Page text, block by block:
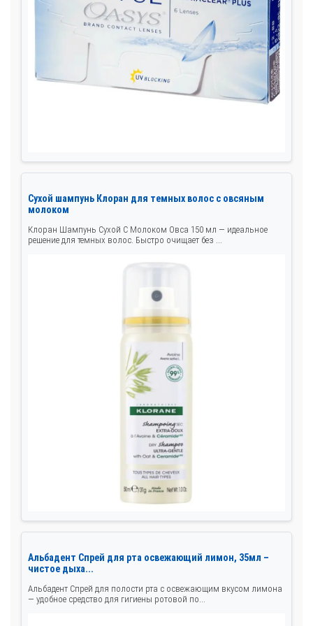
Сухой шампунь Клоран для темных волос с овсяным
молоком
Клоран Шампунь Сухой С Молоком Овса 150 мл — идеальное
решение для темных волос. Быстро очищает без ...
Альбадент Спрей для рта освежающий лимон, 35мл –
чистое дыха...
Альбадент Спрей для полости рта с освежающим вкусом лимона
— удобное средство для гигиены ротовой по...